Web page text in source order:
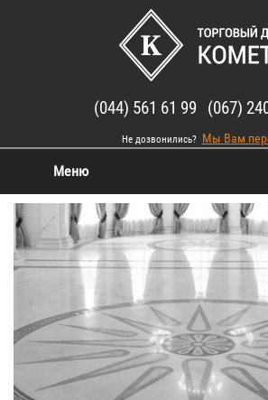
(044) 561 61 99 (067)
Не дозвонились? Мы Вам
Меню